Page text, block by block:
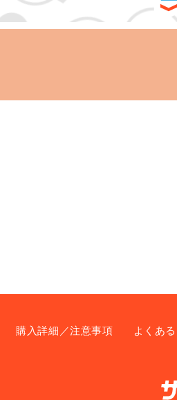
サザ
「
購入詳細／注意事項 よくあ